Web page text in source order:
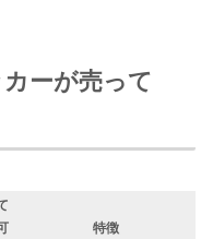
ーが売って
特徴